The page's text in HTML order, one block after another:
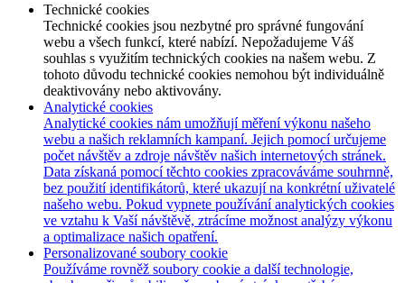
Technické cookies
Technické cookies jsou nezbytné pro správné fungování
webu a všech funkcí, které nabízí. Nepožadujeme Váš
souhlas s využitím technických cookies na našem webu. Z
tohoto důvodu technické cookies nemohou být individuálně
deaktivovány nebo aktivovány.
Analytické cookies
Analytické cookies nám umožňují měření výkonu našeho
webu a našich reklamních kampaní. Jejich pomocí určujeme
počet návštěv a zdroje návštěv našich internetových stránek.
Data získaná pomocí těchto cookies zpracováváme souhrnně,
bez použití identifikátorů, které ukazují na konkrétní uživatelé
našeho webu. Pokud vypnete používání analytických cookies
ve vztahu k Vaší návštěvě, ztrácíme možnost analýzy výkonu
a optimalizace našich opatření.
Personalizované soubory cookie
Používáme rovněž soubory cookie a další technologie,